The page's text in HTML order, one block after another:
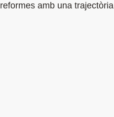
amb una trajectòria